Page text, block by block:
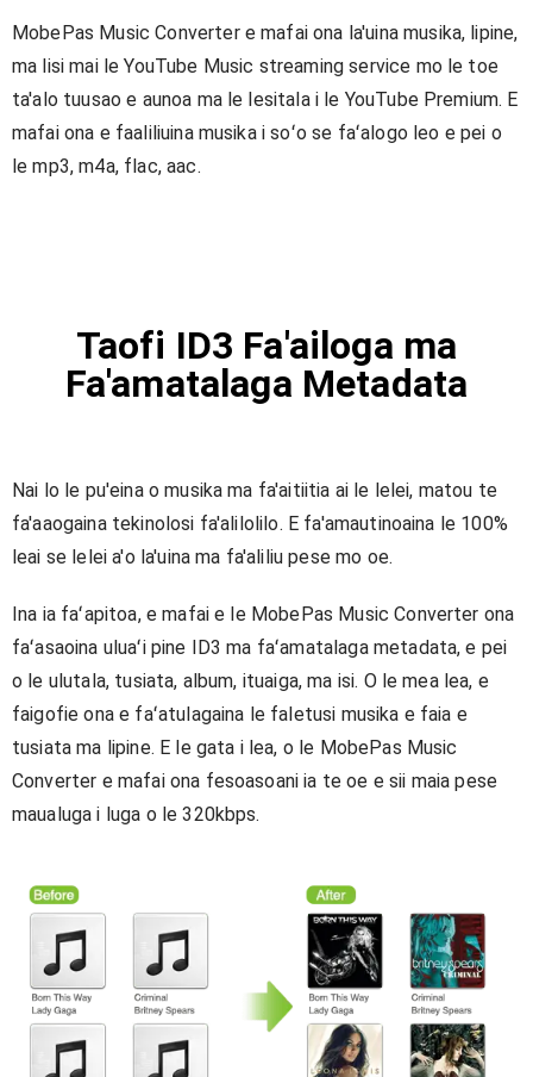
MobePas Music Converter e mafai ona la'uina musika, lipine,
ma lisi mai le YouTube Music streaming service mo le toe
ta'alo tuusao e aunoa ma le lesitala i le YouTube Premium. E
mafai ona e faaliliuina musika i soʻo se faʻalogo leo e pei o
le mp3, m4a, flac, aac.
Taofi ID3 Fa'ailoga ma
Fa'amatalaga Metadata
Nai lo le pu'eina o musika ma fa'aitiitia ai le lelei, matou te
fa'aaogaina tekinolosi fa'alilolilo. E fa'amautinoaina le 100%
leai se lelei a'o la'uina ma fa'aliliu pese mo oe.
Ina ia faʻapitoa, e mafai e le MobePas Music Converter ona
faʻasaoina uluaʻi pine ID3 ma faʻamatalaga metadata, e pei
o le ulutala, tusiata, album, ituaiga, ma isi. O le mea lea, e
faigofie ona e faʻatulagaina le faletusi musika e faia e
tusiata ma lipine. E le gata i lea, o le MobePas Music
Converter e mafai ona fesoasoani ia te oe e sii maia pese
maualuga i luga o le 320kbps.